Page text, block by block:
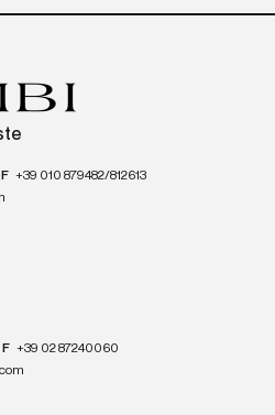
F +39 010 879482/812613
F +39 02 87240060